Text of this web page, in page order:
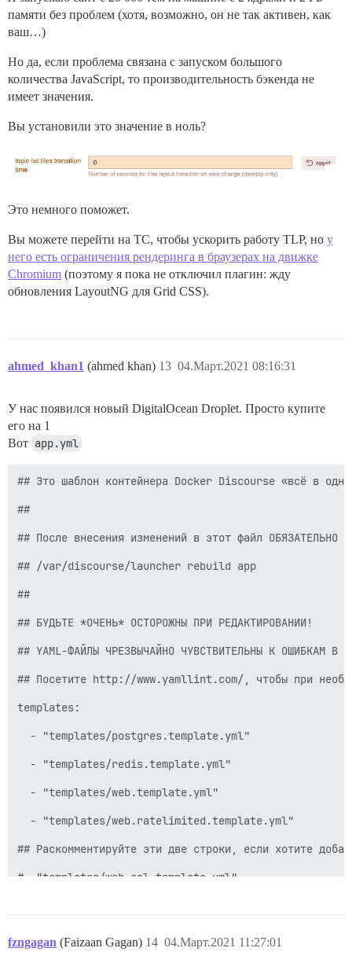
памяти без проблем (хотя, возможно, он не так активен, как
ваш…)
Но да, если проблема связана с запуском большого
количества JavaScript, то производительность бэкенда не
имеет значения.
Вы установили это значение в ноль?
Это немного поможет.
Вы можете перейти на TC, чтобы ускорить работу TLP, но у
него есть ограничения рендеринга в браузерах на движке
Chromium (поэтому я пока не отключил плагин: жду
обновления LayoutNG для Grid CSS).
ahmed_khan1 (ahmed khan) 04.Март.2021 08:16:31
13
У нас появился новый DigitalOcean Droplet. Просто купите
его на 1
Вот app.yml
## Это шаблон контейнера Docker Discourse «всё в
##
## После внесения изменений в этот файл ОБЯЗАТЕЛЬНО
## /var/discourse/launcher rebuild app
##
## БУДЬТЕ *ОЧЕНЬ* ОСТОРОЖНЫ ПРИ РЕДАКТИРОВАНИИ!
## YAML-ФАЙЛЫ ЧРЕЗВЫЧАЙНО ЧУВСТВИТЕЛЬНЫ К ОШИБКАМ В
## Посетите http://www.yamllint.com/, чтобы при
templates:
  - "templates/postgres.template.yml"
  - "templates/redis.template.yml"
  - "templates/web.template.yml"
  - "templates/web.ratelimited.template.yml"
## Раскомментируйте эти две строки, если хотите
#- "templates/web.ssl.template.yml"
fzngagan (Faizaan Gagan) 04.Март.2021 11:27:01
14